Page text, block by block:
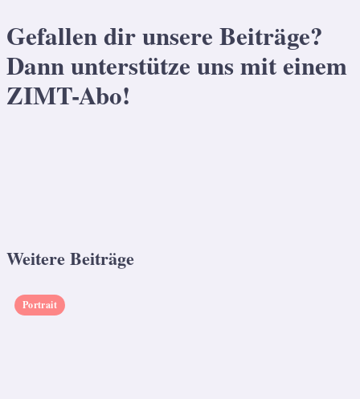
Gefallen dir unsere Beiträge?
Dann unterstütze uns mit einem
ZIMT-Abo!
Weitere Beiträge
Portrait